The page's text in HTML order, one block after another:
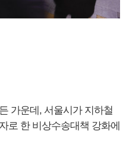
가운데, 서울시가 지하철
로 한 비상수송대책 강화에